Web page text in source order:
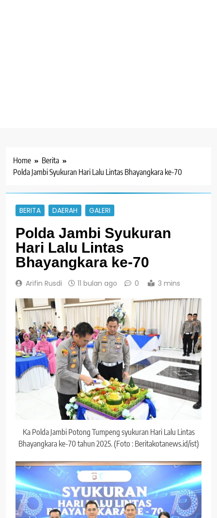
Home
Berita
Polda Jambi Syukuran Hari Lalu Lintas Bhayangkara ke-70
BERITA DAERAH GALERI
Polda Jambi Syukuran
Hari Lalu Lintas
Bhayangkara ke-70
Arifin Rusdi 11 bulan ago 0 3 mins
Ka Polda Jambi Potong Tumpeng syukuran Hari Lalu Lintas
Bhayangkara ke-70 tahun 2025. (Foto : Beritakotanews.id/ist)